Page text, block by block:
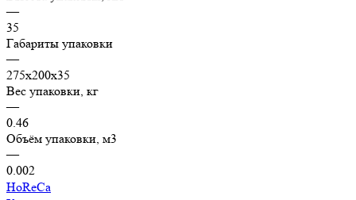
—
35
Габариты упаковки
—
275х200х35
Вес упаковки, кг
—
0.46
Объём упаковки, м3
—
0.002
HoReCa